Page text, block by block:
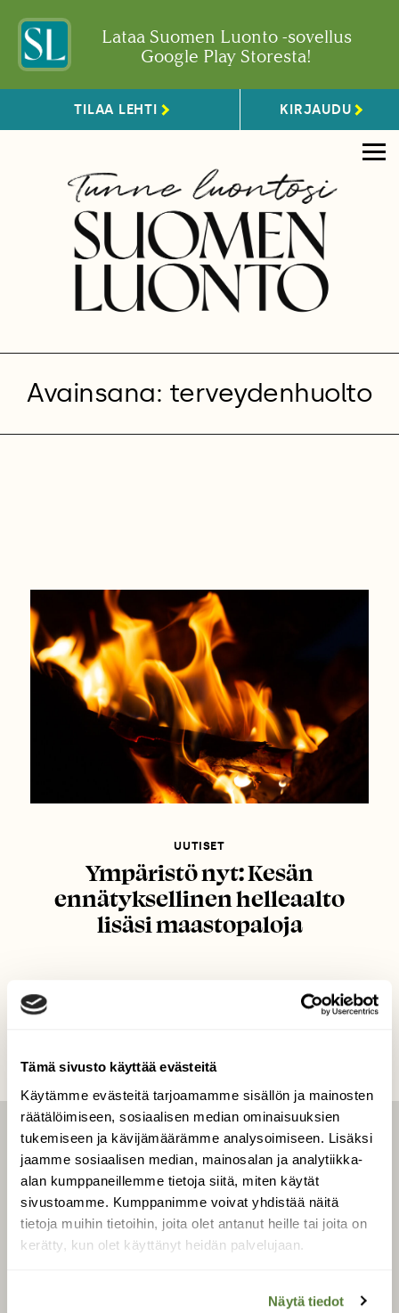
Tämä sivusto käyttää evästeitä
Käytämme evästeitä tarjoamamme sisällön ja mainosten
räätälöimiseen, sosiaalisen median ominaisuuksien
tukemiseen ja kävijämäärämme analysoimiseen. Lisäksi
jaamme sosiaalisen median, mainosalan ja analytiikka-
alan kumppaneillemme tietoja siitä, miten käytät
sivustoamme. Kumppanimme voivat yhdistää näitä
tietoja muihin tietoihin, joita olet antanut heille tai joita on
kerätty, kun olet käyttänyt heidän palvelujaan.
Näytä tiedot
Lataa Suomen Luonto -sovellus
Google Play Storesta!
TILAA LEHTI KIRJAUDU
Avainsana: terveydenhuolto
UUTISET
Ympäristö nyt: Kesän
ennätyksellinen helleaalto
lisäsi maastopaloja
LEHTI
Uusin lehti
Tilaa Suomen Luonto
Tilaa digilukuoikeus
Äänestä parasta juttua